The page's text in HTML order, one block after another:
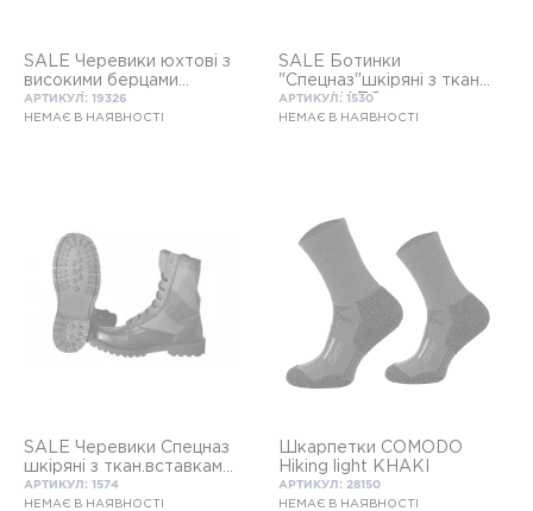
SALE Черевики юхтові з
високими берцами
литьеві
АРТИКУЛ: 19326
НЕМАЄ В НАЯВНОСТІ
SALE Ботинки
"Спецназ"шкіряні з ткан.
встав НАТО
АРТИКУЛ: 1530
НЕМАЄ В НАЯВНОСТІ
SALE Черевики Спецназ
шкіряні з ткан.вставками
полинь
АРТИКУЛ: 1574
НЕМАЄ В НАЯВНОСТІ
Шкарпетки COMODO
Hiking light KHAKI
АРТИКУЛ: 28150
НЕМАЄ В НАЯВНОСТІ